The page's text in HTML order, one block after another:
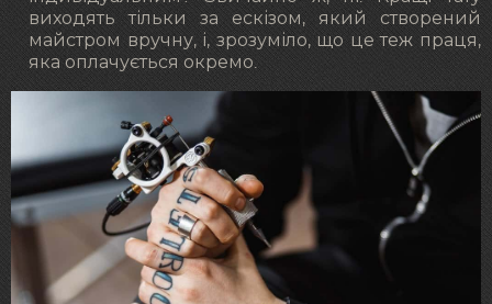
виходять тільки за ескізом, який створений
майстром вручну, і, зрозуміло, що це теж праця,
яка оплачується окремо.